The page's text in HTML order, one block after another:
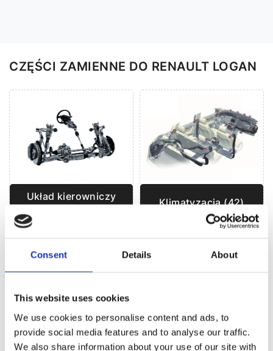
Consent Details About
This website uses cookies
We use cookies to personalise content and ads, to
provide social media features and to analyse our traffic.
We also share information about your use of our site with
CZĘŚCI ZAMIENNE DO RENAULT LOGAN
Układ kierowniczy
(66)
Klimatyzacja (42)
UKŁAD KIEROWNICZY DO
RENAULT
LOGAN